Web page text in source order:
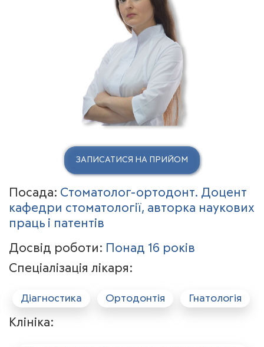
Посада: Стоматолог-ортодонт. Доцент
кафедри стоматології, авторка наукових
праць і патентів
Досвід роботи:
Понад 16 років
Спеціалізація лікаря:
Діагностика Ортодонтія Гнатологія
Клініка:
ЗАПИСАТИСЯ НА ПРИЙОМ